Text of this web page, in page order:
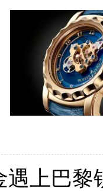
遇上巴黎